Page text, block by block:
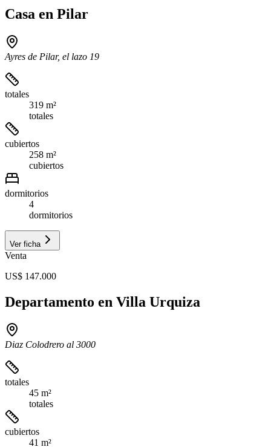
Casa en Pilar
Ayres de Pilar, el lazo 19
totales
319 m²
totales
cubiertos
258 m²
cubiertos
dormitorios
4
dormitorios
Ver ficha
Venta
US$ 147.000
Departamento en Villa Urquiza
Diaz Colodrero al 3000
totales
45 m²
totales
cubiertos
41 m²